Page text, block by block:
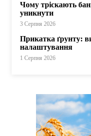
Чому тріскають
уникнути
3 Серпня 2026
Прикатка ґрунту:
налаштування
1 Серпня 2026